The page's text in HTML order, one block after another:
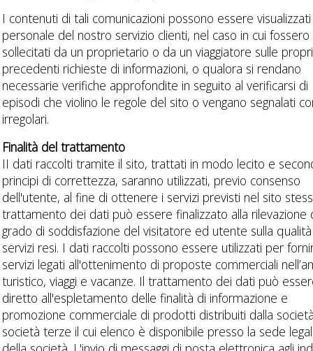
I contenuti di tali comunicazioni possono essere
personale del nostro servizio clienti, nel caso in cui fossero
sollecitati da un proprietario o da un viaggiatore sulle
precedenti richieste di informazioni, o qualora si rendano
necessarie verifiche approfondite in seguito al verificarsi di
episodi che violino le regole del sito o vengano segnalati
irregolari.
Finalità del trattamento
II dati raccolti tramite il sito, trattati in modo lecito e
principi di correttezza, saranno utilizzati, previo consenso
dell'utente, al fine di ottenere i servizi previsti nel sito
trattamento dei dati può essere finalizzato alla rilevazione
grado di soddisfazione del visitatore ed utente sulla
servizi resi. I dati raccolti possono essere utilizzati per
servizi legati all'ottenimento di proposte commerciali
turistico, viaggi e vacanze. Il trattamento dei dati può
diretto all'espletamento delle finalità di informazione e
promozione commerciale di prodotti distribuiti dalla
società terze il cui elenco è disponibile presso la sede